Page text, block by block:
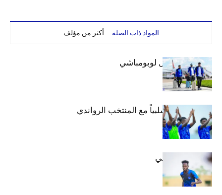
المواد ذات الصلة أكثر من مؤلف
بعثة الهلال تصل لوبومباشي
الهلال يتعادل سلبياً مع المنتخب الرواندي
إعدادياً
كنن يصل كيجالي